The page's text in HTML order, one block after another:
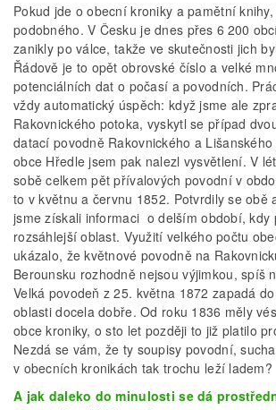
Pokud jde o obecní kroniky a pamětní
podobného. V Česku je dnes přes 6 200
zanikly po válce, takže ve skutečnosti jich
Řádově je to opět obrovské číslo a velké
potenciálních dat o počasí a povodních.
vždy automatický úspěch: když jsme ale
Rakovnického potoka, vyskytl se případ
datací povodně Rakovnického a
obce Hředle jsem pak nalezl vysvětlení. V
sobě celkem pět přívalových povodní v
to v květnu a červnu 1852. Potvrdily se obě
jsme získali informaci o delším období, kdy
rozsáhlejší oblast. Využití velkého počtu
ukázalo, že květnové povodně na
Berounsku rozhodně nejsou výjimkou, spíš
Velká povodeň z 25. května 1872 zapadá
oblasti docela dobře. Od roku 1836 měly
obce kroniky, o sto let později to již platilo
Nezdá se vám, že ty soupisy povodní,
v obecních kronikách tak trochu leží ladem?
A jak daleko do minulosti se dá